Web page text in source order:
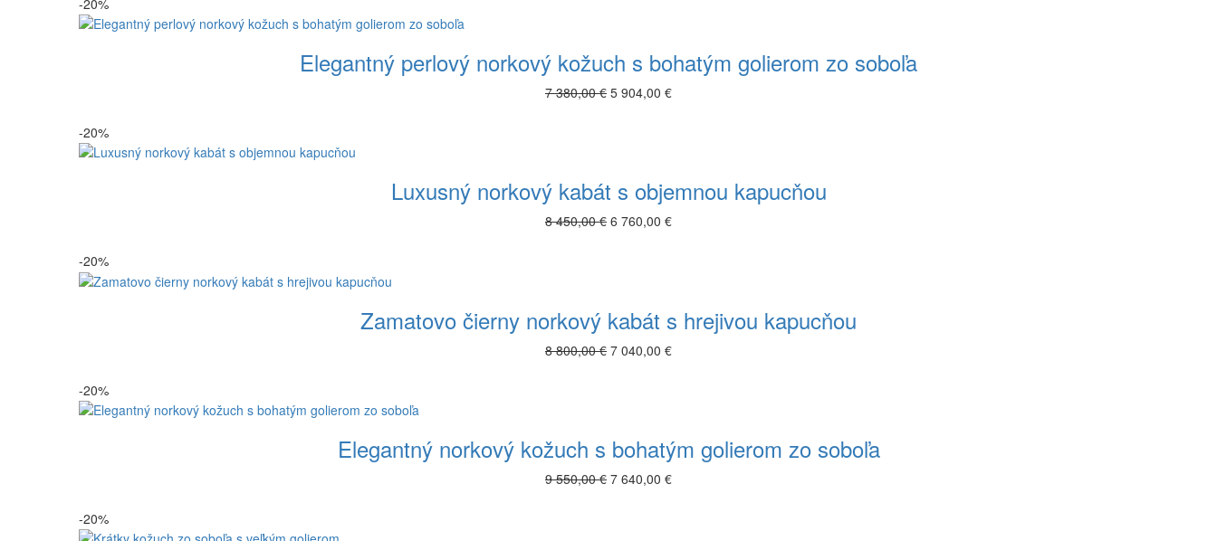
Elegantný perlový norkový kožuch s bohatým golierom zo soboľa
7 380,00 € 5 904,00 €
-20%
Luxusný norkový kabát s objemnou kapucňou
8 450,00 € 6 760,00 €
-20%
Zamatovo čierny norkový kabát s hrejivou kapucňou
8 800,00 € 7 040,00 €
-20%
Elegantný norkový kožuch s bohatým golierom zo soboľa
9 550,00 € 7 640,00 €
-20%